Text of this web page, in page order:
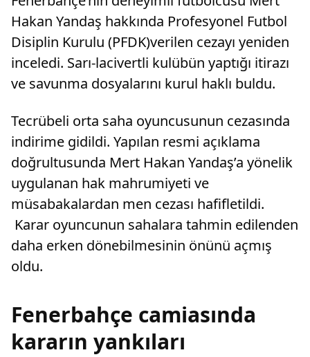
Hakan Yandaş hakkında Profesyonel Futbol
Disiplin Kurulu (PFDK)verilen cezayı yeniden
inceledi. Sarı-lacivertli kulübün yaptığı itirazı
ve savunma dosyalarını kurul haklı buldu.
Tecrübeli orta saha oyuncusunun cezasında
indirime gidildi. Yapılan resmi açıklama
doğrultusunda Mert Hakan Yandaş’a yönelik
uygulanan hak mahrumiyeti ve
müsabakalardan men cezası hafifletildi.
Karar oyuncunun sahalara tahmin edilenden
daha erken dönebilmesinin önünü açmış
oldu.
Fenerbahçe camiasında
kararın yankıları